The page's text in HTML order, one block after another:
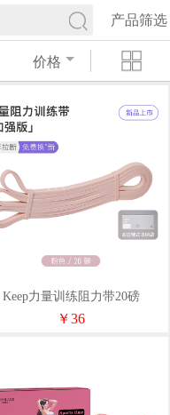
产品筛选
价格
Keep力量训练阻力带20磅
￥36